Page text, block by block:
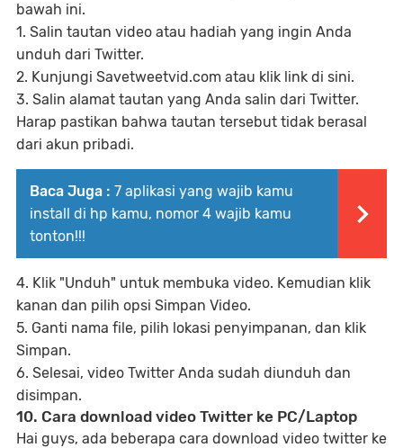
bawah ini.
1. Salin tautan video atau hadiah yang ingin Anda
unduh dari Twitter.
2. Kunjungi Savetweetvid.com atau klik link di sini.
3. Salin alamat tautan yang Anda salin dari Twitter.
Harap pastikan bahwa tautan tersebut tidak berasal
dari akun pribadi.
Baca Juga : 7 aplikasi yang wajib kamu
install di hp kamu, nomor 4 wajib kamu
tonton!!!
4. Klik "Unduh" untuk membuka video. Kemudian klik
kanan dan pilih opsi Simpan Video.
5. Ganti nama file, pilih lokasi penyimpanan, dan klik
Simpan.
6. Selesai, video Twitter Anda sudah diunduh dan
disimpan.
10. Cara download video Twitter ke PC/Laptop
Hai guys, ada beberapa cara download video twitter ke